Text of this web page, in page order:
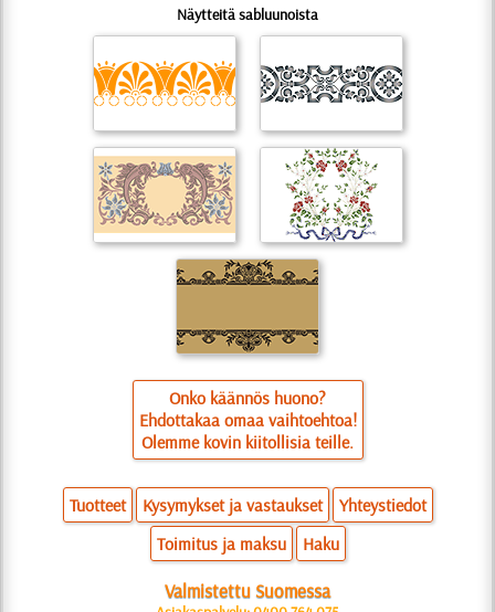
Näytteitä sabluunoista
Onko käännös huono?
Ehdottakaa omaa vaihtoehtoa!
Olemme kovin kiitollisia teille.
Tuotteet Kysymykset ja vastaukset
Yhteystiedot
Toimitus ja maksu
Haku
Valmistettu Suomessa